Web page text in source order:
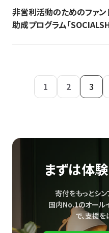
非営利活動のためのファ
助成プログラム「
1 2 3
まずは体験
寄付をもっとシン
国内No.1のオール
で、支援を